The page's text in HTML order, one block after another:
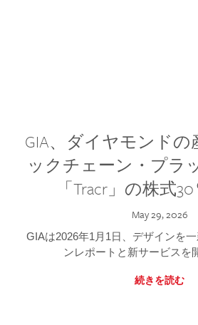
GIA、ダイヤモンドの
ックチェーン・プラ
「Tracr」の株式
May 29, 2026
GIAは2026年1月1日、デザインを
ンレポートと新サービスを
続きを読む